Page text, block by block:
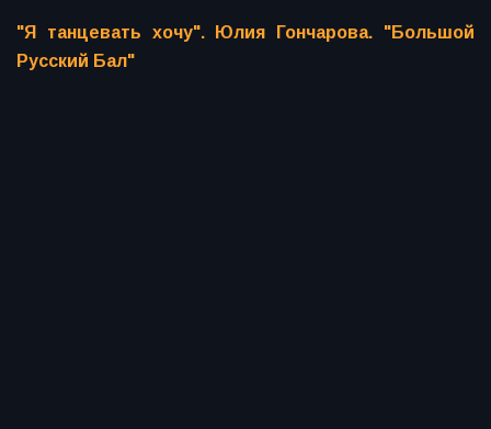
"Я танцевать хочу". Юлия Гончарова. "Большой
Русский Бал"